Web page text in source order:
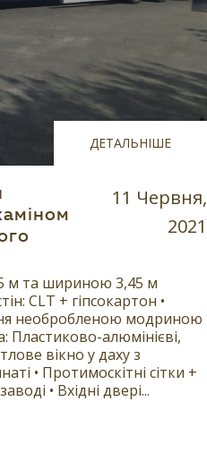
ДЕТАЛЬНІШЕ
11 Червня,
2021
м та шириною 3,45 м
CLT + гіпсокартон •
необробленою модриною
Пластиково-алюмінієві,
вікно у даху з
• Протимоскітні сітки +
• Вхідні двері...